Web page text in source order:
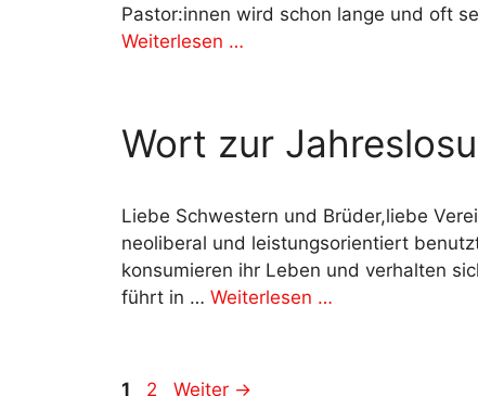
Pastor:innen wird schon lange und oft
Weiterlesen …
Wort zur
Liebe Schwestern und Brüder,liebe
neoliberal und leistungsorientiert
konsumieren ihr Leben und verhalten
führt in … Weiterlesen …
Seite
1 Seite
2 Weiter →